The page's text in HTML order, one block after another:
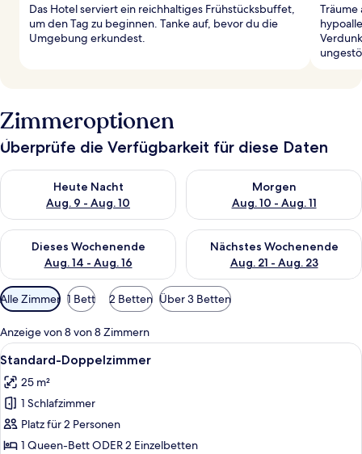
Das Hotel serviert ein reichhaltiges Frühstücksbuffet,
um den Tag zu beginnen. Tanke auf, bevor du die
Umgebung erkundest.
Zimmeroptionen
Überprüfe die Verfügbarkeit für diese Daten
Heute Nacht
Aug. 9 - Aug. 10
Überprüfe die Verfügbarkeit für heute Nacht, Aug. 9 - Aug.
Morgen
Aug. 10 - Aug. 11
Überprüfe die Verfügbarkeit
Dieses Wochenende
Aug. 14 - Aug. 16
Überprüfe die Verfügbarkeit für dieses Wochenende, Aug. 14
Nächstes Wochenende
Aug. 21 - Aug. 23
Überprüfe die Verfügbarkeit
Verfügbare
Filter
für
Zimmer
Alle Zimmer 1 Bett 2 Betten Über 3 Betten
Anzeige von 8 von 8 Zimmern
Alle
Fotos
für
Standard-
Doppelzimmer
anzeigen
Ein modernes Hotelzimmer mit
8
Standard-Doppelzimmer
25 m²
1 Schlafzimmer
Platz für 2 Personen
1 Queen-Bett ODER 2 Einzelbetten